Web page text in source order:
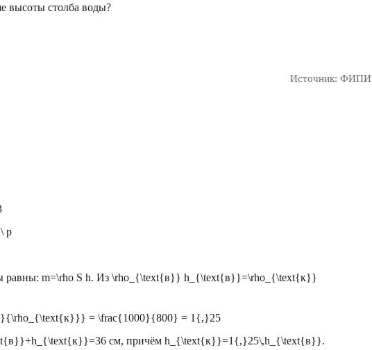
высоты столба воды?
Источник: ФИПИ
p
равны: m=\rho S h. Из \rho_{\text{в}} h_{\text{в}}=\rho_{\text{к}}
= \frac{1000}{800} = 1{,}25
см, причём h_{\text{к}}=1{,}25\,h_{\text{в}}.